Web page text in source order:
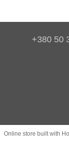
+380 50
Online store built with